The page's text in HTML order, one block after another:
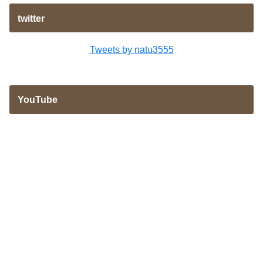
twitter
Tweets by natu3555
YouTube